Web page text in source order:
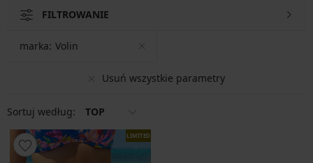
FILTROWANIE
Usuń wszystkie parametry
marka: Volin
Sortuj według: TOP
LIMITED